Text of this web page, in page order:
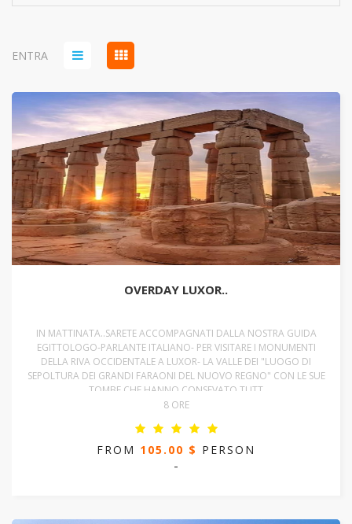
ENTRA
OVERDAY LUXOR..
IN MATTINATA..SARETE ACCOMPAGNATI DALLA NOSTRA GUIDA
EGITTOLOGO-PARLANTE ITALIANO- PER VISITARE I MONUMENTI
DELLA RIVA OCCIDENTALE A LUXOR- LA VALLE DEI "LUOGO DI
SEPOLTURA DEI GRANDI FARAONI DEL NUOVO REGNO" CON LE SUE
TOMBE CHE HANNO CONSEVATO TUTT
8 ORE
FROM 105.00 $ PERSON
-